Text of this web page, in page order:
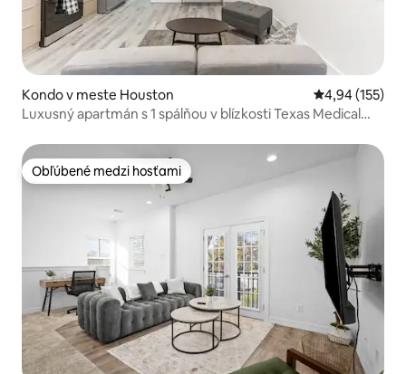
Kondo v meste Houston Priemerné
4,94 (155)
Luxusný apartmán s 1 spálňou v blízkosti Texas Medical
Obľúbené medzi hosťami
Obľúbené medzi hosťami